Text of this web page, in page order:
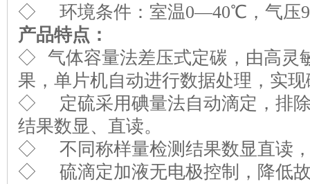
◇ 环境条件：室温0—40℃，气压
产品特点：
◇ 气体容量法差压式定碳，由高灵
果，单片机自动进行数据处理，实
◇ 定硫采用碘量法自动滴定，排除
结果数显、直读。
◇ 不同称样量检测结果数显直读，
◇ 硫滴定加液无电极控制，降低